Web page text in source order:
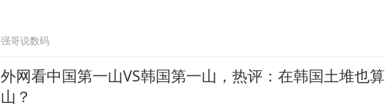
强哥说数码
外网看中国第一山VS韩国第一山，热评：在韩国土堆也算
山？